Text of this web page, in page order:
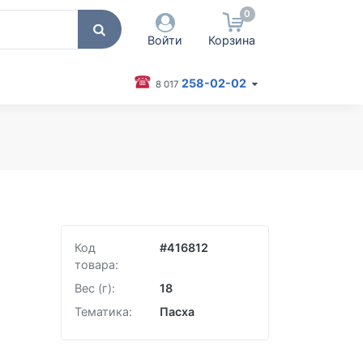
Войти
Войти
Забыли пароль?
0
Корзина
8 017 258-02-02
Код
товара:
#416812
Вес (г):
18
Тематика:
Пасха